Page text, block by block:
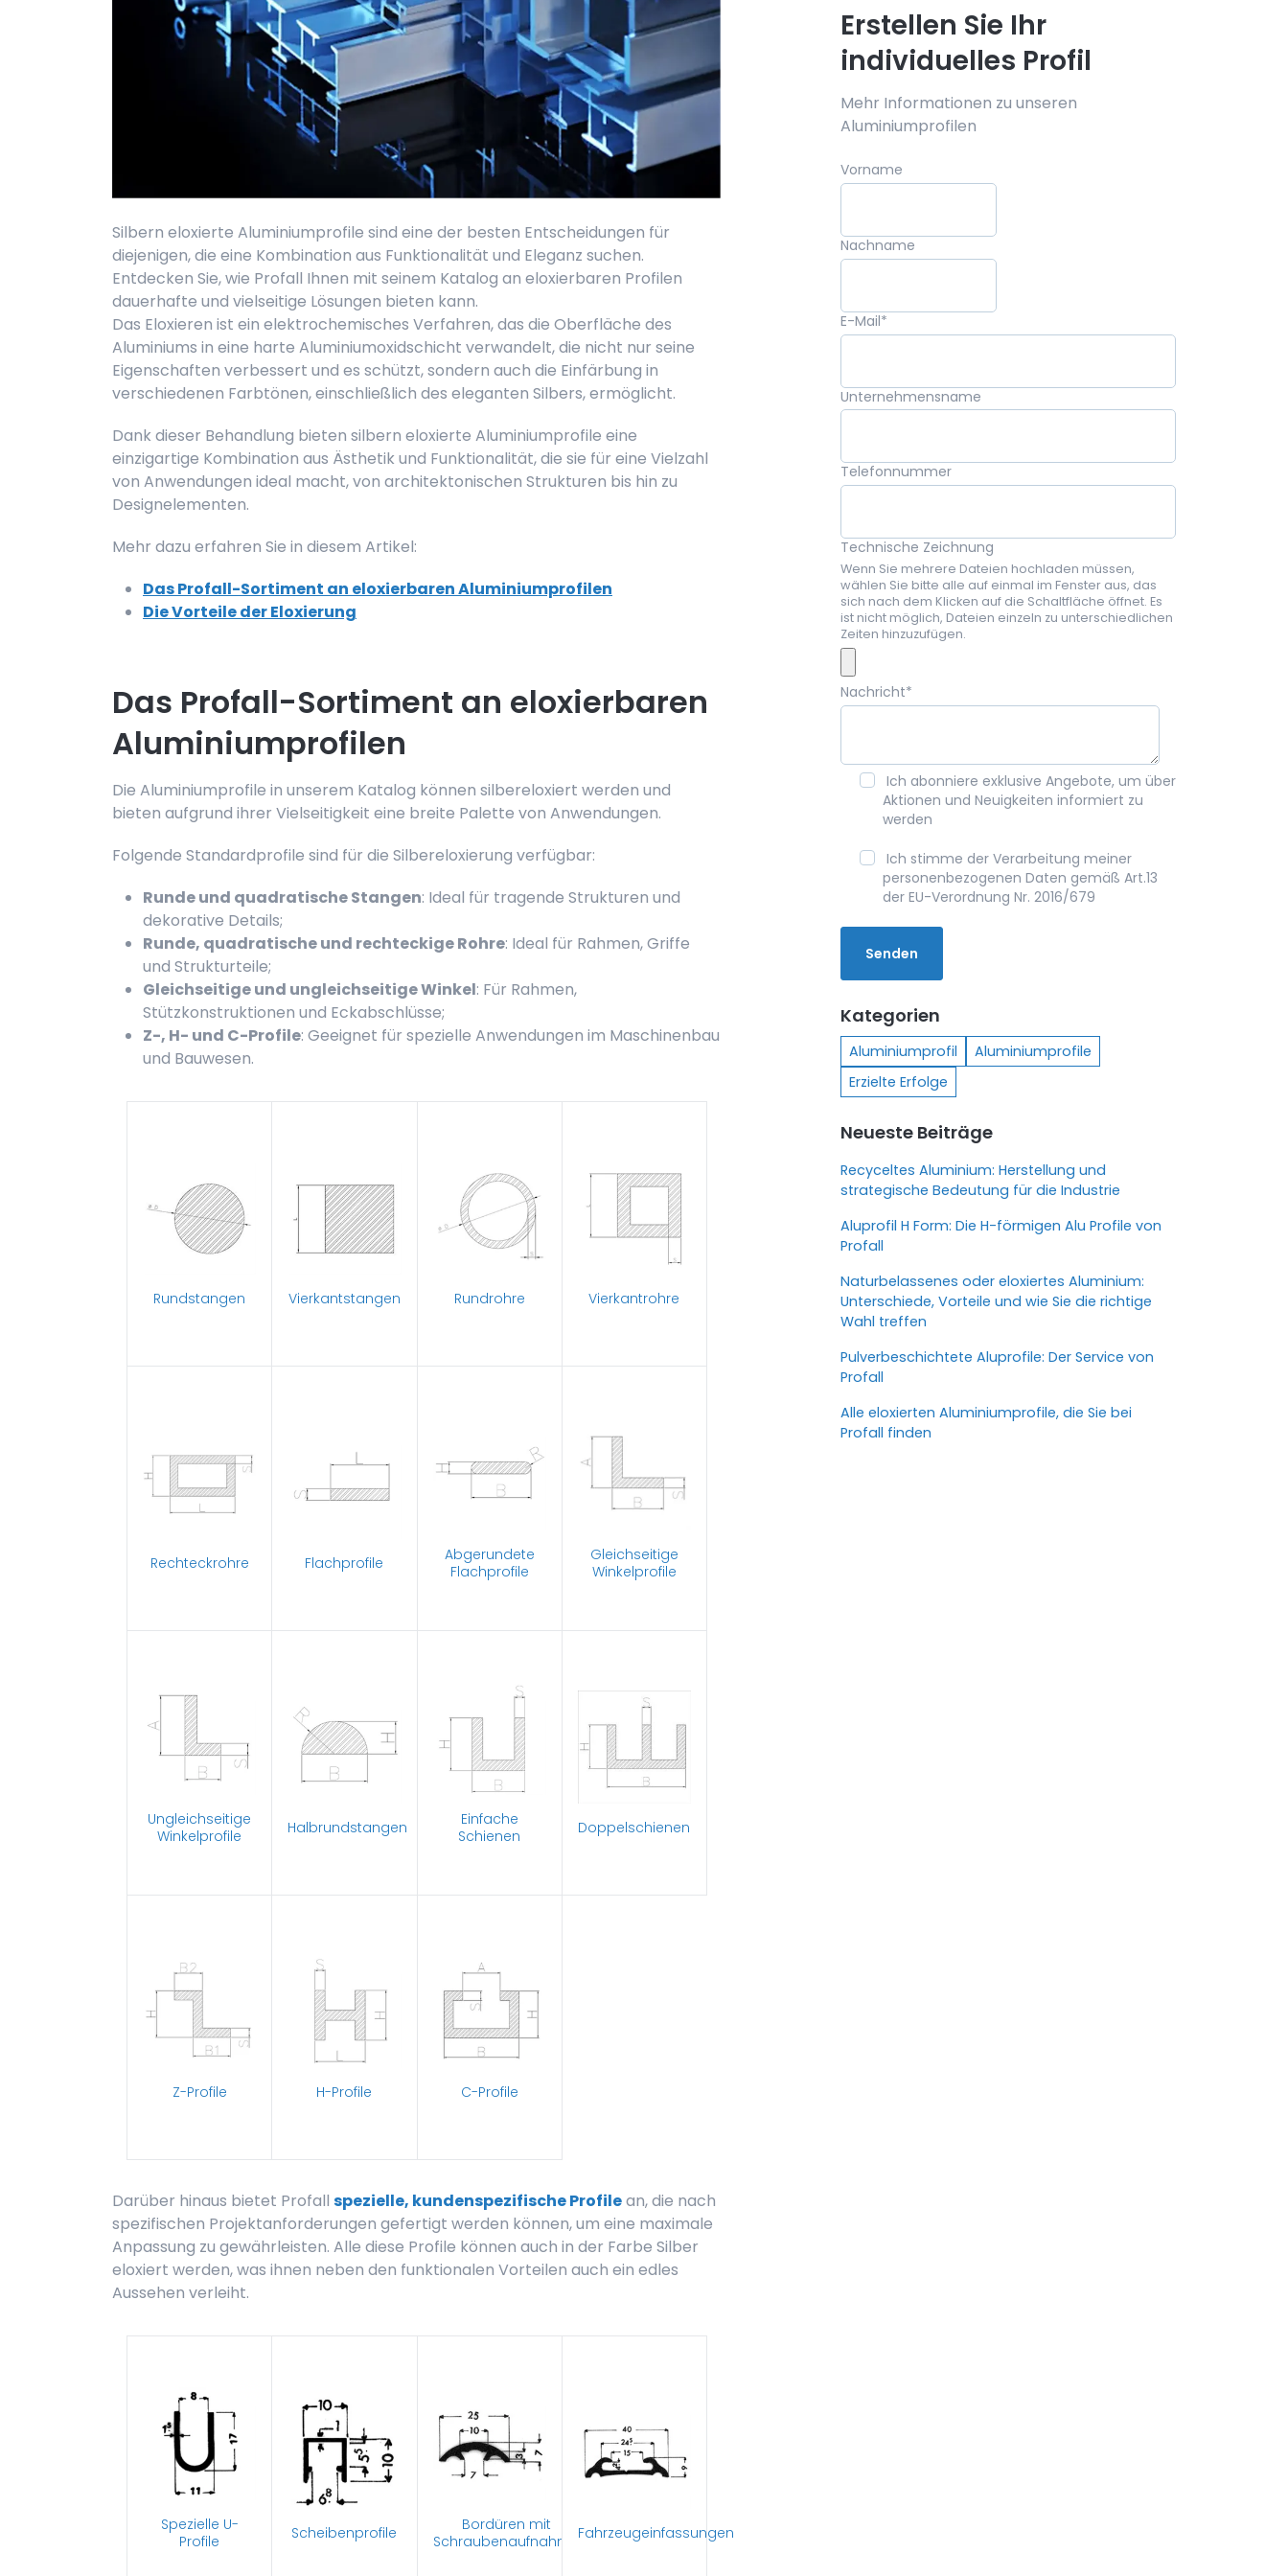
Silbern eloxierte Aluminiumprofile sind eine der besten Entscheidungen für
diejenigen, die eine Kombination aus Funktionalität und Eleganz suchen.
Entdecken Sie, wie Profall Ihnen mit seinem Katalog an eloxierbaren Profilen
dauerhafte und vielseitige Lösungen bieten kann.
Das Eloxieren ist ein elektrochemisches Verfahren, das die Oberfläche des
Aluminiums in eine harte Aluminiumoxidschicht verwandelt, die nicht nur seine
Eigenschaften verbessert und es schützt, sondern auch die Einfärbung in
verschiedenen Farbtönen, einschließlich des eleganten Silbers, ermöglicht.
Dank dieser Behandlung bieten silbern eloxierte Aluminiumprofile eine
einzigartige Kombination aus Ästhetik und Funktionalität, die sie für eine Vielzahl
von Anwendungen ideal macht, von architektonischen Strukturen bis hin zu
Designelementen.
Mehr dazu erfahren Sie in diesem Artikel:
Das Profall-Sortiment an eloxierbaren Aluminiumprofilen
Die Vorteile der Eloxierung
Das Profall-Sortiment an eloxierbaren
Aluminiumprofilen
Die Aluminiumprofile in unserem Katalog können silbereloxiert werden und
bieten aufgrund ihrer Vielseitigkeit eine breite Palette von Anwendungen.
Folgende Standardprofile sind für die Silbereloxierung verfügbar:
Runde und quadratische Stangen: Ideal für tragende Strukturen und
dekorative Details;
Runde, quadratische und rechteckige Rohre: Ideal für Rahmen, Griffe
und Strukturteile;
Gleichseitige und ungleichseitige Winkel: Für Rahmen,
Stützkonstruktionen und Eckabschlüsse;
Z-, H- und C-Profile: Geeignet für spezielle Anwendungen im Maschinenbau
und Bauwesen.
Rundstangen Vierkantstangen Rundrohre Vierkantrohre
Rechteckrohre Flachprofile
Abgerundete
Flachprofile
Gleichseitige
Winkelprofile
Ungleichseitige
Winkelprofile
Halbrundstangen
Einfache
Schienen
Doppelschienen
Z-Profile H-Profile C-Profile
Darüber hinaus bietet Profall spezielle, kundenspezifische Profilean, die nach
spezifischen Projektanforderungen gefertigt werden können, um eine maximale
Anpassung zu gewährleisten. Alle diese Profile können auch in der Farbe Silber
eloxiert werden, was ihnen neben den funktionalen Vorteilen auch ein edles
Aussehen verleiht.
Spezielle U-
Profile
Scheibenprofile
Bordüren mit
SchraubenaufnahmeFahrzeugeinfassungen
Erstellen Sie Ihr
individuelles Profil
Mehr Informationen zu unseren
Aluminiumprofilen
Vorname
Nachname
E-Mail*
Unternehmensname
Telefonnummer
Technische Zeichnung
Wenn Sie mehrere Dateien hochladen müssen,
wählen Sie bitte alle auf einmal im Fenster aus, das
sich nach dem Klicken auf die Schaltfläche öffnet. Es
ist nicht möglich, Dateien einzeln zu unterschiedlichen
Zeiten hinzuzufügen.
Nachricht*
Ich abonniere exklusive Angebote, um über
Aktionen und Neuigkeiten informiert zu
werden
Ich stimme der Verarbeitung meiner
personenbezogenen Daten gemäß Art.13
der EU-Verordnung Nr. 2016/679
Kategorien
Aluminiumprofil
Aluminiumprofile
Erzielte Erfolge
Neueste Beiträge
Recyceltes Aluminium: Herstellung und
strategische Bedeutung für die Industrie
Aluprofil H Form: Die H-förmigen Alu Profile von
Profall
Naturbelassenes oder eloxiertes Aluminium:
Unterschiede, Vorteile und wie Sie die richtige
Wahl treffen
Pulverbeschichtete Aluprofile: Der Service von
Profall
Alle eloxierten Aluminiumprofile, die Sie bei
Profall finden